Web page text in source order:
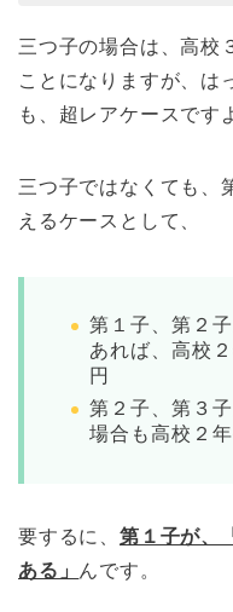
三つ子の場合は、高校
ことになりますが、は
も、超レアケースです
三つ子ではなくても、
えるケースとして、
第１子、第２
あれば、高校
円
第２子、第３
場合も高校２
要するに、 第１子が、
ある」 んです。